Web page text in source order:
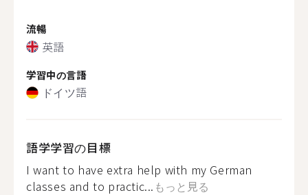
流暢
英語
学習中の言語
ドイツ語
語学学習の目標
I want to have extra help with my German
classes and to practic... もっと見る